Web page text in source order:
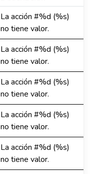
La acción #%d (%s)
no tiene valor.
La acción #%d (%s)
no tiene valor.
La acción #%d (%s)
no tiene valor.
La acción #%d (%s)
no tiene valor.
La acción #%d (%s)
no tiene valor.